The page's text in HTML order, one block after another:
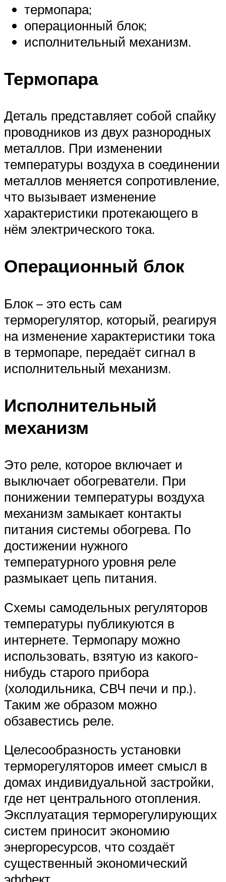
термопара;
операционный блок;
исполнительный механизм.
Термопара
Деталь представляет собой спайку
проводников из двух разнородных
металлов. При изменении
температуры воздуха в соединении
металлов меняется сопротивление,
что вызывает изменение
характеристики протекающего в
нём электрического тока.
Операционный блок
Блок – это есть сам
терморегулятор, который, реагируя
на изменение характеристики тока
в термопаре, передаёт сигнал в
исполнительный механизм.
Исполнительный
механизм
Это реле, которое включает и
выключает обогреватели. При
понижении температуры воздуха
механизм замыкает контакты
питания системы обогрева. По
достижении нужного
температурного уровня реле
размыкает цепь питания.
Схемы самодельных регуляторов
температуры публикуются в
интернете. Термопару можно
использовать, взятую из какого-
нибудь старого прибора
(холодильника, СВЧ печи и пр.).
Таким же образом можно
обзавестись реле.
Целесообразность установки
терморегуляторов имеет смысл в
домах индивидуальной застройки,
где нет центрального отопления.
Эксплуатация терморегулирующих
систем приносит экономию
энергоресурсов, что создаёт
существенный экономический